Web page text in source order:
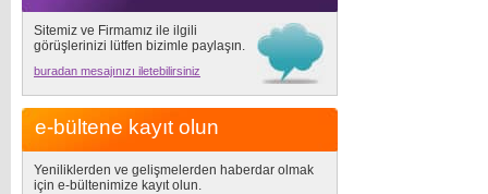
Sitemiz ve Firmamız ile ilgili
görüşlerinizi lütfen bizimle paylaşın.
buradan mesajınızı iletebilirsiniz
e-bültene kayıt olun
Yeniliklerden ve gelişmelerden haberdar olmak
için e-bültenimize kayıt olun.